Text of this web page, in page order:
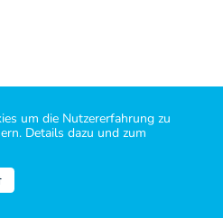
um die Nutzererfahrung zu
Details dazu und zum